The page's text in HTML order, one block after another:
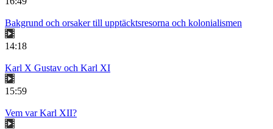
Bakgrund och orsaker till upptäcktsresorna och kolonialismen
14:18
Karl X Gustav och Karl XI
15:59
Vem var Karl XII?